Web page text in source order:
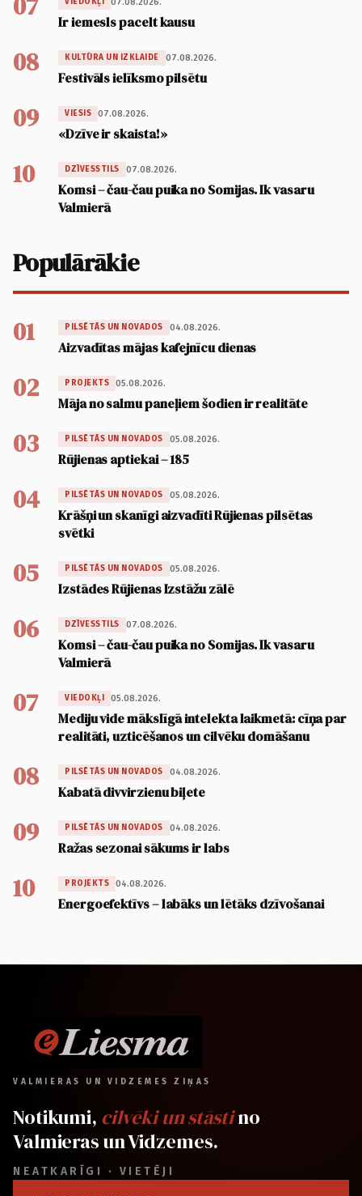
Ir iemesls pacelt kausu
08 KULTŪRA UN IZKLAIDE 07.08.2026.
Festivāls ielīksmo pilsētu
09 VIESIS 07.08.2026.
«Dzīve ir skaista!»
10 DZĪVESSTILS 07.08.2026.
Komsi – čau-čau puika no Somijas. Ik vasaru
Valmierā
Populārākie
01 PILSĒTĀS UN NOVADOS 04.08.2026.
Aizvadītas mājas kafejnīcu dienas
02 PROJEKTS 05.08.2026.
Māja no salmu paneļiem šodien ir realitāte
03 PILSĒTĀS UN NOVADOS 05.08.2026.
Rūjienas aptiekai – 185
04 PILSĒTĀS UN NOVADOS 05.08.2026.
Krāšņi un skanīgi aizvadīti Rūjienas pilsētas
svētki
05 PILSĒTĀS UN NOVADOS 05.08.2026.
Izstādes Rūjienas Izstāžu zālē
06 DZĪVESSTILS 07.08.2026.
Komsi – čau-čau puika no Somijas. Ik vasaru
Valmierā
07 VIEDOKĻI 05.08.2026.
Mediju vide mākslīgā intelekta laikmetā: cīņa par
realitāti, uzticēšanos un cilvēku domāšanu
08 PILSĒTĀS UN NOVADOS 04.08.2026.
Kabatā divvirzienu biļete
09 PILSĒTĀS UN NOVADOS 04.08.2026.
Ražas sezonai sākums ir labs
10 PROJEKTS 04.08.2026.
Energoefektīvs – labāks un lētāks dzīvošanai
VALMIERAS UN VIDZEMES ZIŅAS
Notikumi, cilvēki un stāstino
Valmieras un Vidzemes.
NEATKARĪGI · VIETĒJI